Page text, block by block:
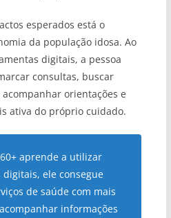
esperados está o
da população idosa. Ao
digitais, a pessoa
consultas, buscar
orientações e
ativa do próprio cuidado.
aprende a utilizar
digitais, ele consegue
de saúde com mais
informações